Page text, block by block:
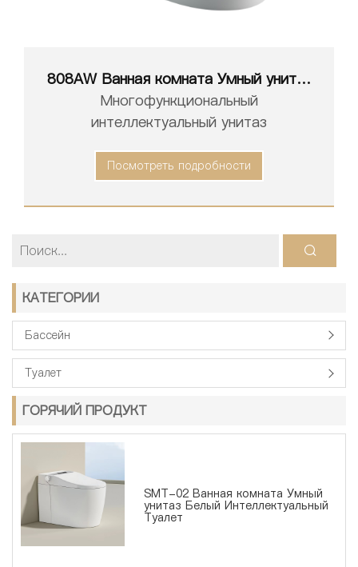
КАТЕГОРИИ
Бассейн
Туалет
ГОРЯЧИЙ ПРОДУКТ
SMT-02 Ванная комната Умный
унитаз Белый Интеллектуальный
Туалет
808AW Ванная комната Умный унитаз
Белый Интеллектуальный Туалет
Многофункциональный
интеллектуальный унитаз
Посмотреть подробности